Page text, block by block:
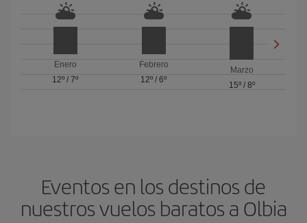
Enero
12º /7º
Febrero
12º / 6º
Marzo
15º/ 8º
Eventos en los destinos de
nuestros vuelos baratos a Olbia